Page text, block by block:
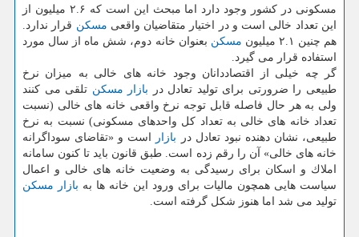
مسكونی در كشور وجود دارد اما مبحث این است كه ۲.۶ میلیون از
این تعداد خالی است و در اختیار متقاضیان واقعی مسكن قرار ندارد.
هم چنین ۲.۱ میلیون
مسكن بعنوان خانه دوم، شش ماه از سال مورد
استفاده قرار می گیرد.
گر چه خیلی از اقتصاددانان وجود خانه های خالی به میزان نرخ
طبیعی را ضرورتی برای تولید تعادل در بازار مسكن تلقی می كنند
ولی به هر حال فاصله قابل توجه نرخ واقعی خانه های خالی (نسبت
تعداد خانه های خالی به تعداد كل واحدهای مسكونی) نسبت به نرخ
طبیعی، نشان دهنده نبود تعادل در بازار
است و «تقاضای سوداگرانه
خانه های خالی» آن را رقم زده است. طبق قانون باید تا كنون سامانه
املاك و اسكان برای رسیدگی به وضعیت خانه های خالی و اعمال
سیاست هایی همچون مالیات برای ورود این خانه ها به بازار
مسكن
تولید می شد اما هنوز شكل گرفته است.